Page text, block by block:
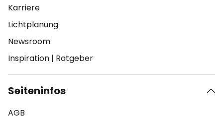
Karriere
Lichtplanung
Newsroom
Inspiration | Ratgeber
Seiteninfos
AGB